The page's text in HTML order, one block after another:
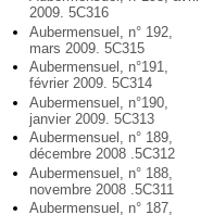
2009. 5C316
Aubermensuel, n° 192,
mars 2009. 5C315
Aubermensuel, n°191,
février 2009. 5C314
Aubermensuel, n°190,
janvier 2009. 5C313
Aubermensuel, n° 189,
décembre 2008 .5C312
Aubermensuel, n° 188,
novembre 2008 .5C311
Aubermensuel, n° 187,